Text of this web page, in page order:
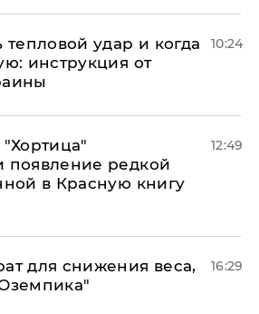
тепловой удар и когда
инструкция от
10:24
появление редкой
в Красную книгу
12:49
для снижения веса,
16:29